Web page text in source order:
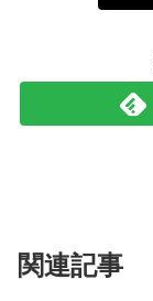
関連記事